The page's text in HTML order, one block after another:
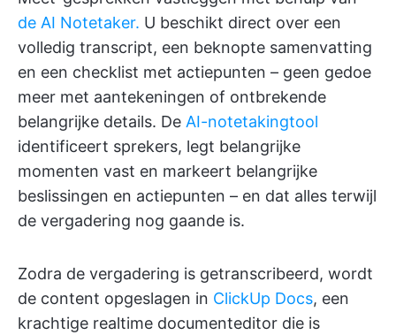
de AI Notetaker. U beschikt direct over een
volledig transcript, een beknopte samenvatting
en een checklist met actiepunten – geen gedoe
meer met aantekeningen of ontbrekende
belangrijke details. De AI-notetakingtool
identificeert sprekers, legt belangrijke
momenten vast en markeert belangrijke
beslissingen en actiepunten – en dat alles terwijl
de vergadering nog gaande is.
Zodra de vergadering is getranscribeerd, wordt
de content opgeslagen in ClickUp Docs, een
krachtige realtime documenteditor die is